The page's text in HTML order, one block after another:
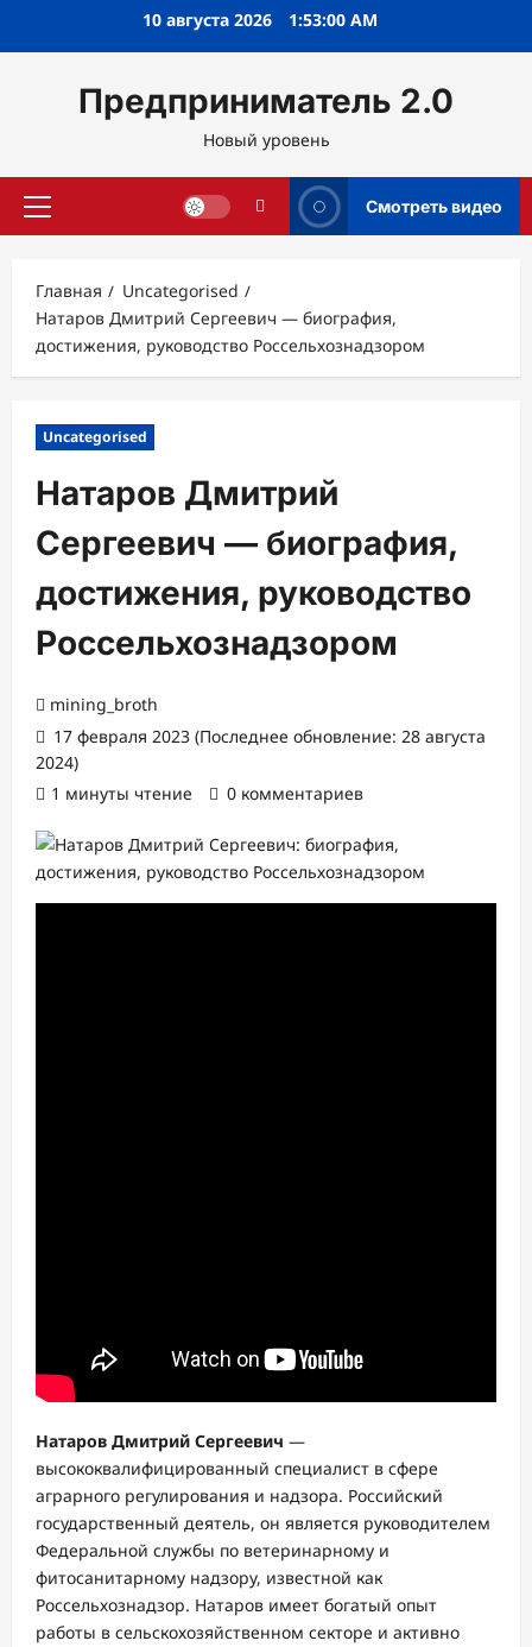
10 августа 2026 1:53:02 AM
Предприниматель 2.0
Новый уровень
Основное
Смотреть видео
Главная
Uncategorised
Натаров Дмитрий Сергеевич — биография,
достижения, руководство Россельхознадзором
Uncategorised
Натаров Дмитрий
Сергеевич — биография,
достижения, руководство
Россельхознадзором
mining_broth
17 февраля 2023 (Последнее обновление: 28 августа
2024)
1 минуты чтение
0 комментариев
Натаров Дмитрий Сергеевич —
высококвалифицированный специалист в сфере
аграрного регулирования и надзора. Российский
государственный деятель, он является руководителем
Федеральной службы по ветеринарному и
фитосанитарному надзору, известной как
Россельхознадзор. Натаров имеет богатый опыт
работы в сельскохозяйственном секторе и активно